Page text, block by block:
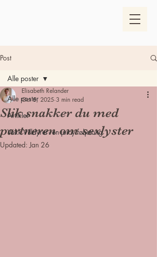
Post
Alle poster
Artikler
Vekk Villdyret - en juicy føljetong
Alle poster
Slik snakker du med
partneren om sexlyster
Elisabeth Relander
Oct 5, 2025 3 min read
Updated:Jan 26